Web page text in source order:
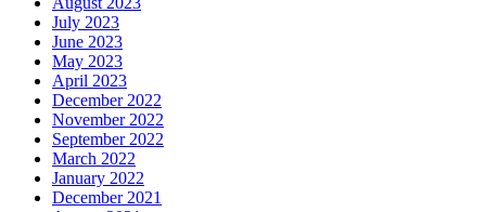
July 2023
June 2023
May 2023
April 2023
December 2022
November 2022
September 2022
March 2022
January 2022
December 2021